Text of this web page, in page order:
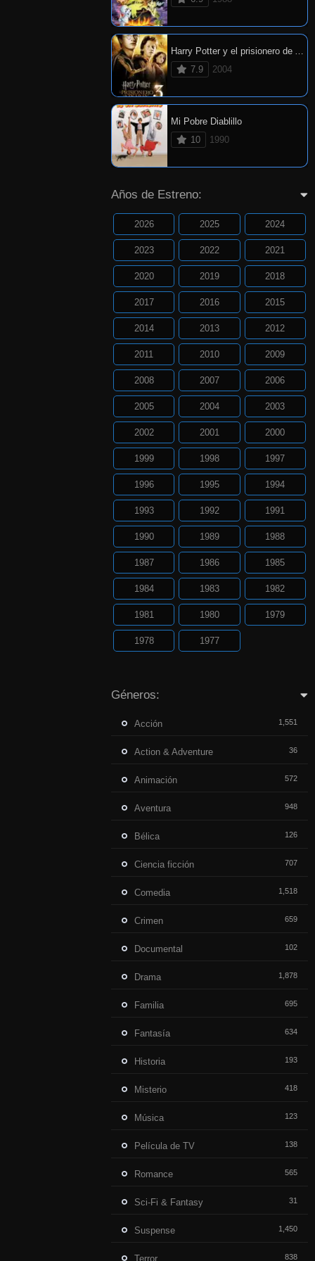
Harry Potter y el prisionero de Azkaban
7.9
2004
Mi Pobre Diablillo
10
1990
Años de Estreno:
2026 2025 2024
2023 2022 2021
2020 2019 2018
2017 2016 2015
2014 2013 2012
2011 2010 2009
2008 2007 2006
2005 2004 2003
2002 2001 2000
1999 1998 1997
1996 1995 1994
1993 1992 1991
1990 1989 1988
1987 1986 1985
1984 1983 1982
1981 1980 1979
1978 1977
Géneros:
Acción 1,551
Action & Adventure 36
Animación 572
Aventura 948
Bélica 126
Ciencia ficción 707
Comedia 1,518
Crimen 659
Documental 102
Drama 1,878
Familia 695
Fantasía 634
Historia 193
Misterio 418
Música 123
Película de TV 138
Romance 565
Sci-Fi & Fantasy 31
Suspense 1,450
Terror 838